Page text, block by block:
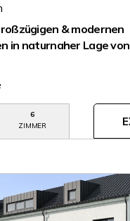
& modernen
in naturnaher Lage von
6
ZIMMER